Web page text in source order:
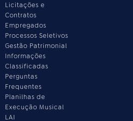
Licitações e
Contratos
Empregados
Processos Seletivos
Gestão Patrimonial
Informações
Classificadas
Perguntas
Frequentes
Planilhas de
Execução Musical
LAI